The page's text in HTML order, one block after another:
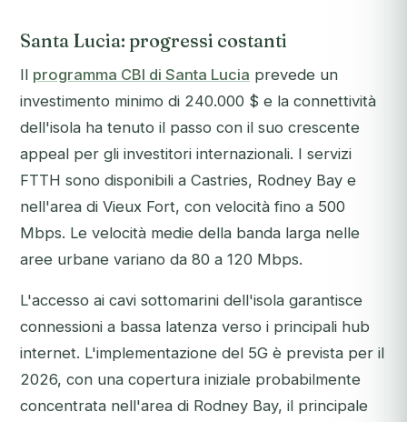
Santa Lucia: progressi costanti
Il programma CBI di Santa Lucia prevede un
investimento minimo di 240.000 $ e la connettività
dell'isola ha tenuto il passo con il suo crescente
appeal per gli investitori internazionali. I servizi
FTTH sono disponibili a Castries, Rodney Bay e
nell'area di Vieux Fort, con velocità fino a 500
Mbps. Le velocità medie della banda larga nelle
aree urbane variano da 80 a 120 Mbps.
L'accesso ai cavi sottomarini dell'isola garantisce
connessioni a bassa latenza verso i principali hub
internet. L'implementazione del 5G è prevista per il
2026, con una copertura iniziale probabilmente
concentrata nell'area di Rodney Bay, il principale